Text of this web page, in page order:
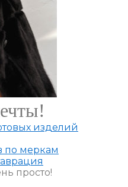
изделий
по меркам
просто!